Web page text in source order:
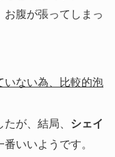
腹が張ってしまっ
いない為、比較的泡
が、結局、 シェイ
番いいようです。